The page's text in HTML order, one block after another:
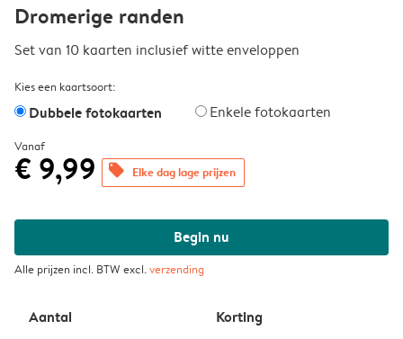
Dromerige randen
Set van 10 kaarten inclusief witte enveloppen
Kies een kaartsoort:
Dubbele fotokaarten Enkele fotokaarten
Vanaf
€ 9,99 offers Elke dag lage prijzen
Begin nu
Alle prijzen incl. BTW excl.verzending
Aantal Korting